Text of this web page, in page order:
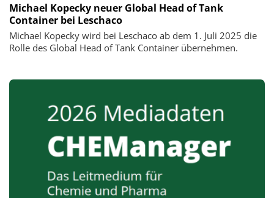
Michael Kopecky neuer Global Head of Tank
Container bei Leschaco
Michael Kopecky wird bei Leschaco ab dem 1. Juli 2025 die
Rolle des Global Head of Tank Container übernehmen.